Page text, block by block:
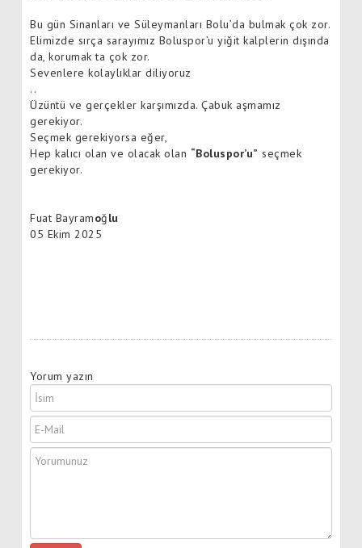
Bu gün Sinanları ve Süleymanları Bolu’da bulmak çok zor.
Elimizde sırça sarayımız Boluspor’u yiğit kalplerin dışında
da, korumak ta çok zor.
Sevenlere kolaylıklar diliyoruz
..
Üzüntü ve gerçekler karşımızda. Çabuk aşmamız
gerekiyor.
Seçmek gerekiyorsa eğer,
Hep kalıcı olan ve olacak olan “Boluspor’u” seçmek
gerekiyor.
Fuat Bayramoğlu
05 Ekim 2025
Yorum yazın